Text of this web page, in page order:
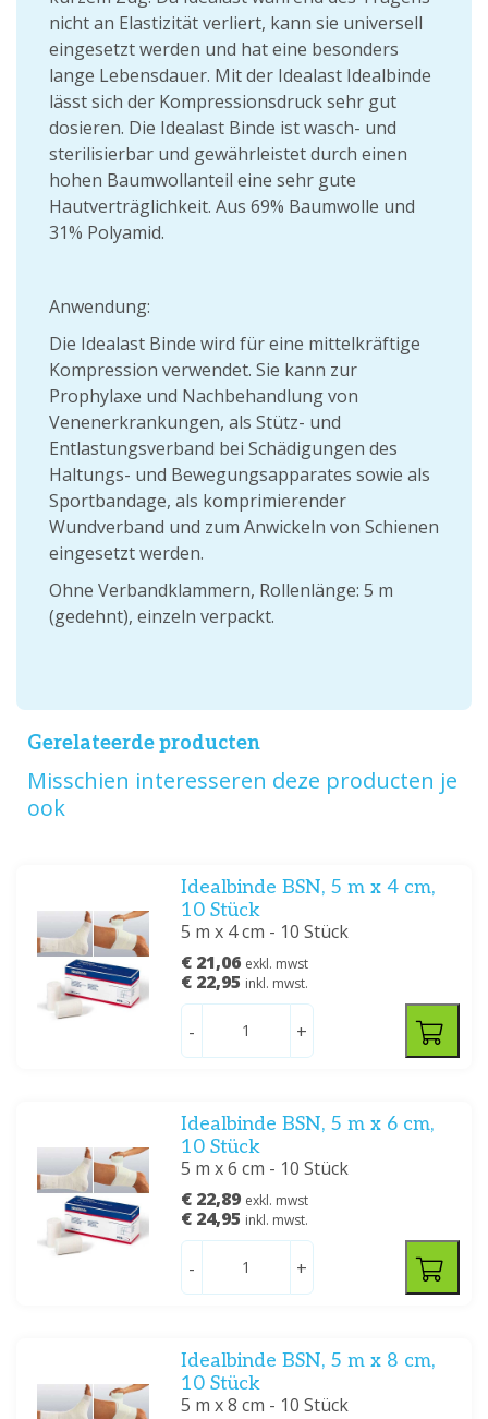
nicht an Elastizität verliert, kann sie universell
eingesetzt werden und hat eine besonders
lange Lebensdauer. Mit der Idealast Idealbinde
lässt sich der Kompressionsdruck sehr gut
dosieren. Die Idealast Binde ist wasch- und
sterilisierbar und gewährleistet durch einen
hohen Baumwollanteil eine sehr gute
Hautverträglichkeit. Aus 69% Baumwolle und
31% Polyamid.
Anwendung:
Die Idealast Binde wird für eine mittelkräftige
Kompression verwendet. Sie kann zur
Prophylaxe und Nachbehandlung von
Venenerkrankungen, als Stütz- und
Entlastungsverband bei Schädigungen des
Haltungs- und Bewegungsapparates sowie als
Sportbandage, als komprimierender
Wundverband und zum Anwickeln von Schienen
eingesetzt werden.
Ohne Verbandklammern, Rollenlänge: 5 m
(gedehnt), einzeln verpackt.
Gerelateerde producten
Misschien interesseren deze producten je
ook
Idealbinde BSN, 5 m x 4 cm,
10 Stück
5 m x 4 cm - 10 Stück
€ 21,06 exkl. mwst
€ 22,95 inkl. mwst.
- +
Idealbinde BSN, 5 m x 6 cm,
10 Stück
5 m x 6 cm - 10 Stück
€ 22,89 exkl. mwst
€ 24,95 inkl. mwst.
- +
Idealbinde BSN, 5 m x 8 cm,
10 Stück
5 m x 8 cm - 10 Stück